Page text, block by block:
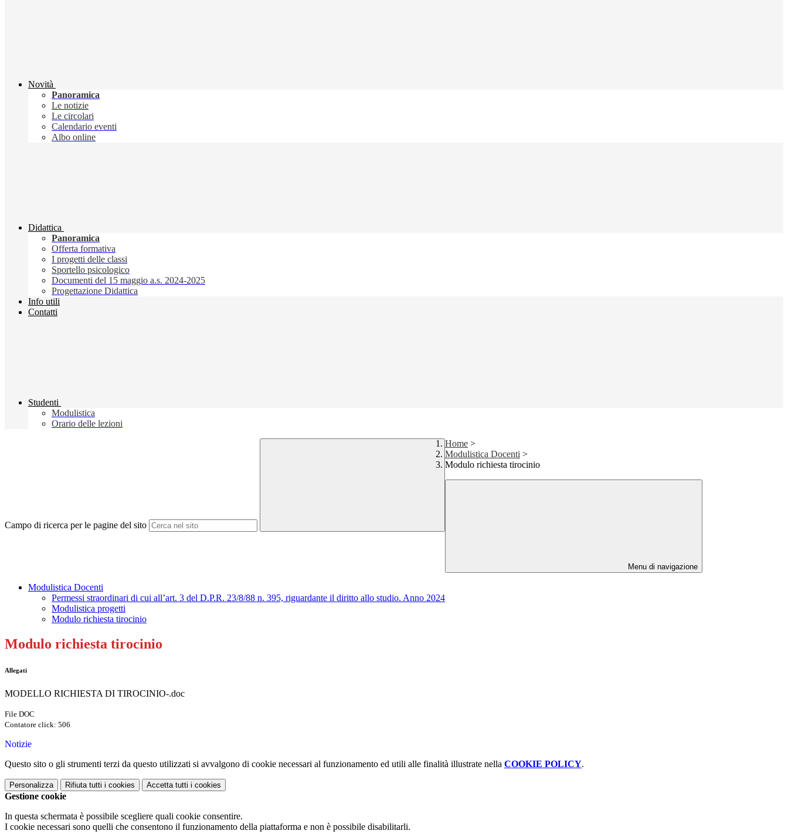
Novità
Panoramica
Le notizie
Le circolari
Calendario eventi
Albo online
Didattica
Panoramica
Offerta formativa
I progetti delle classi
Sportello psicologico
Documenti del 15 maggio a.s. 2024-2025
Progettazione Didattica
Info utili
Contatti
Studenti
Modulistica
Orario delle lezioni
Campo di ricerca per le pagine del sito
Home >
Modulistica Docenti >
Modulo richiesta tirocinio
Menu di navigazione
Modulistica Docenti
Permessi straordinari di cui all’art. 3 del D.P.R. 23/8/88 n. 395, riguardante il diritto allo studio. Anno 2024
Modulistica progetti
Modulo richiesta tirocinio
Modulo richiesta tirocinio
Allegati
MODELLO RICHIESTA DI TIROCINIO-.doc
File DOC
Contatore click: 506
Notizie
Questo sito o gli strumenti terzi da questo utilizzati si avvalgono di cookie necessari al funzionamento ed utili alle finalità illustrate nella COOKIE POLICY.
Personalizza Rifiuta tutti i cookies Accetta tutti i cookies
Gestione cookie
In questa schermata è possibile scegliere quali cookie consentire.
I cookie necessari sono quelli che consentono il funzionamento della piattaforma e non è possibile disabilitarli.